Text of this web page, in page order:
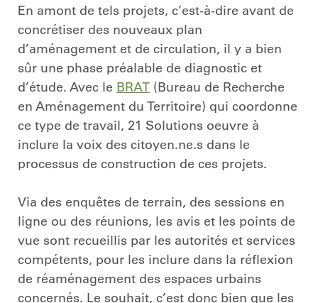
En amont de tels projets, c’est-à-dire avant de
concrétiser des nouveaux plan
d’aménagement et de circulation, il y a bien
sûr une phase préalable de diagnostic et
d’étude. Avec le BRAT (Bureau de Recherche
en Aménagement du Territoire) qui coordonne
ce type de travail, 21 Solutions oeuvre à
inclure la voix des citoyen.ne.s dans le
processus de construction de ces projets.
Via des enquêtes de terrain, des sessions en
ligne ou des réunions, les avis et les points de
vue sont recueillis par les autorités et services
compétents, pour les inclure dans la réflexion
de réaménagement des espaces urbains
concernés. Le souhait, c’est donc bien que les